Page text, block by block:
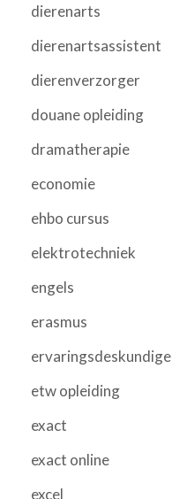
dierenarts
dierenartsassistent
dierenverzorger
douane opleiding
dramatherapie
economie
ehbo cursus
elektrotechniek
engels
erasmus
ervaringsdeskundige
etw opleiding
exact
exact online
excel